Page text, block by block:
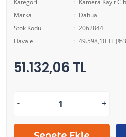
Kategori
Kamera Kayıt
Marka
Dahua
Stok Kodu
2062844
Havale
49.598,10 TL
51.132,06 TL